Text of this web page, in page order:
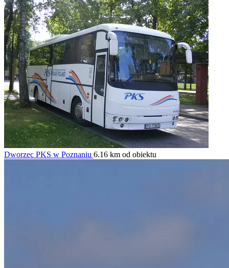
Dworzec PKS w Poznaniu 6.16 km od obiektu